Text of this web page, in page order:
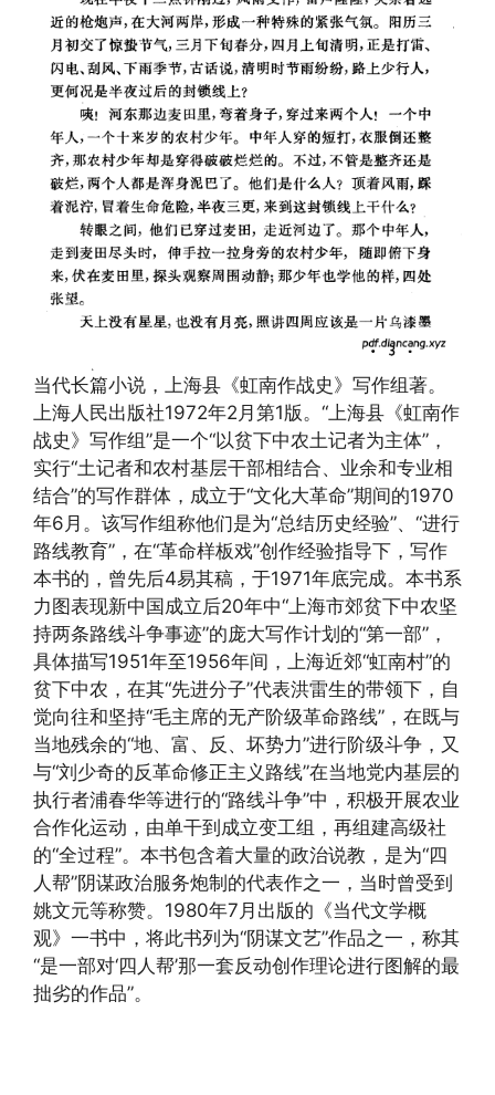
当代长篇小说，上海县《虹南作战史》写作组著。
上海人民出版社1972年2月第1版。“上海县《虹南作
战史》写作组”是一个“以贫下中农土记者为主体”，
实行“土记者和农村基层干部相结合、业余和专业相
结合”的写作群体，成立于“文化大革命”期间的1970
年6月。该写作组称他们是为“总结历史经验”、“进行
路线教育”，在“革命样板戏”创作经验指导下，写作
本书的，曾先后4易其稿，于1971年底完成。本书系
力图表现新中国成立后20年中“上海市郊贫下中农坚
持两条路线斗争事迹”的庞大写作计划的“第一部”，
具体描写1951年至1956年间，上海近郊“虹南村”的
贫下中农，在其“先进分子”代表洪雷生的带领下，自
觉向往和坚持“毛主席的无产阶级革命路线”，在既与
当地残余的“地、富、反、坏势力”进行阶级斗争，又
与“刘少奇的反革命修正主义路线”在当地党内基层的
执行者浦春华等进行的“路线斗争”中，积极开展农业
合作化运动，由单干到成立变工组，再组建高级社
的“全过程”。本书包含着大量的政治说教，是为“四
人帮”阴谋政治服务炮制的代表作之一，当时曾受到
姚文元等称赞。1980年7月出版的《当代文学概
观》一书中，将此书列为“阴谋文艺”作品之一，称其
“是一部对‘四人帮’那一套反动创作理论进行图解的最
拙劣的作品”。